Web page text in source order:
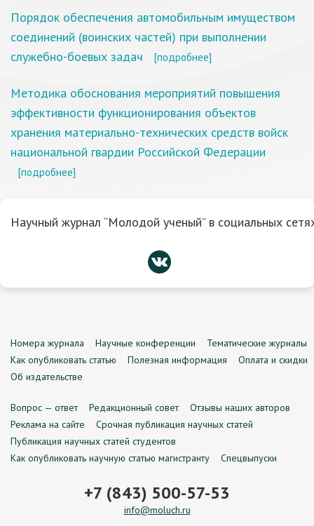
Порядок обеспечения автомобильным имуществом
соединений (воинских частей) при выполнении
служебно-боевых задач
[подробнее]
Методика обоснования мероприятий повышения
эффективности функционирования объектов
хранения материально-технических средств войск
национальной гвардии Российской Федерации
[подробнее]
Научный журнал “Молодой ученый” в социальных
Номера журнала Научные конференции
Тематические журналы
Как опубликовать статью
Полезная информация
Оплата и скидки
Об издательстве
Вопрос — ответ Редакционный совет
Отзывы наших авторов
Реклама на сайте
Срочная публикация научных статей
Публикация научных статей студентов
Как опубликовать научную статью магистранту
Спецвыпуски
+7 (843) 500-57-53
info@moluch.ru